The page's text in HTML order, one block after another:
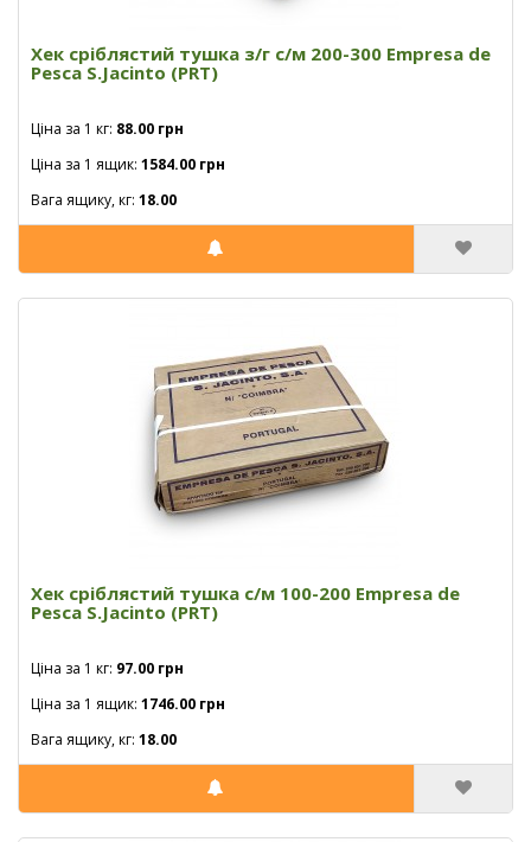
Хек сріблястий тушка з/г с/м 200-300 Empresa de
Pesca S.Jacinto (PRT)
Ціна за 1 кг: 88.00 грн
Ціна за 1 ящик: 1584.00 грн
Вага ящику, кг: 18.00
Хек сріблястий тушка с/м 100-200 Empresa de
Pesca S.Jacinto (PRT)
Ціна за 1 кг: 97.00 грн
Ціна за 1 ящик: 1746.00 грн
Вага ящику, кг: 18.00